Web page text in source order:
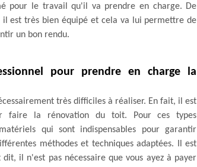
pour le travail qu'il va prendre en charge. De
il est très bien équipé et cela va lui permettre de
un bon rendu.
pour prendre en charge la
très difficiles à réaliser. En fait, il est
faire la rénovation du toit. Pour ces types
qui sont indispensables pour garantir
méthodes et techniques adaptées. Il est
il n'est pas nécessaire que vous ayez à payer